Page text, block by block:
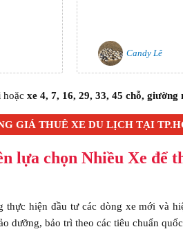
Candy Lê
hoặc xe 4, 7, 16, 29, 33, 45 chỗ,
GIÁ THUÊ XE DU LỊCH TẠI
lựa chọn Nhiều Xe để
thực hiện đầu tư các dòng xe mới và
dưỡng, bảo trì theo các tiêu chuẩn